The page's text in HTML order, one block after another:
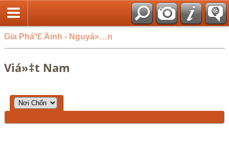
Gia Pháº£ Äinh - Nguyá»…n
Viá»‡t Nam